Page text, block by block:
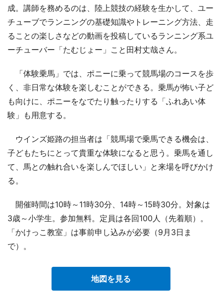
成。講師を務めるのは、陸上競技の経験を生かして、ユー
チューブでランニングの基礎知識やトレーニング方法、走
ることの楽しさなどの動画を投稿しているランニング系ユ
ーチューバー「たむじょー」こと田村丈哉さん。
「体験乗馬」では、ポニーに乗って競馬場のコースを歩
く、非日常な体験を楽しむことができる。乗馬が怖い子ど
も向けに、ポニーをなでたり触ったりする「ふれあい体
験」も用意する。
ウインズ姫路の担当者は「競馬場で乗馬できる機会は、
子どもたちにとって貴重な体験になると思う。乗馬を通し
て、馬との触れ合いを楽しんでほしい」と来場を呼びかけ
る。
開催時間は10時～11時30分、14時～15時30分。対象は
3歳～小学生。参加無料。定員は各回100人（先着順）。
「かけっこ教室」は事前申し込みが必要（9月3日ま
で）。
地図を見る